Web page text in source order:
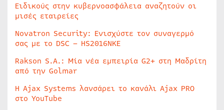
Ειδικούς στην κυβερνοασφάλεια αναζητούν οι
μισές εταιρείες
Novatron Security: Ενισχύστε τον συναγερμό
σας με το DSC – HS2016NKE
Rakson S.A.: Μία νέα εμπειρία G2+ στη Μαδρίτη
από την Golmar
Η Ajax Systems λανσάρει το κανάλι Ajax PRO
στο YouTube